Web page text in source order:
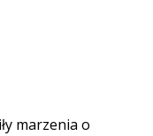
marzenia o